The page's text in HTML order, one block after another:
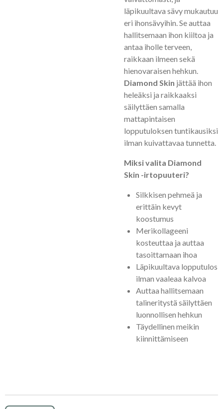
läpikuultava sävy mukautuu
eri ihonsävyihin. Se auttaa
hallitsemaan ihon kiiltoa ja
antaa iholle terveen,
raikkaan ilmeen sekä
hienovaraisen hehkun.
Diamond Skin jättää ihon
heleäksi ja raikkaaksi
säilyttäen samalla
mattapintaisen
lopputuloksen tuntikausiksi
ilman kuivattavaa tunnetta.
Miksi valita Diamond
Skin -irtopuuteri?
Silkkisen pehmeä ja
erittäin kevyt
koostumus
Merikollageeni
kosteuttaa ja auttaa
tasoittamaan ihoa
Läpikuultava lopputulos
ilman vaaleaa kalvoa
Auttaa hallitsemaan
talineritystä säilyttäen
luonnollisen hehkun
Täydellinen meikin
kiinnittämiseen